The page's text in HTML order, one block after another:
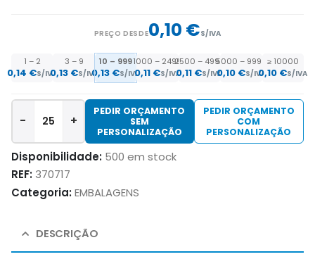
PREÇO DESDE0,10 €S/IVA
1 – 2
0,14 €S/IVA
3 – 9
0,13 €S/IVA
10 – 999
0,13 €S/IVA
1000 – 2499
0,11 €S/IVA
2500 – 4999
0,11 €S/IVA
5000 – 9999
0,10 €S/IVA
≥ 10000
0,10 €S/IVA
- +
PEDIR ORÇAMENTO
SEM
PERSONALIZAÇÃO
PEDIR ORÇAMENTO
COM
PERSONALIZAÇÃO
Disponibilidade: 500 em stock
REF: 370717
Categoria:EMBALAGENS
DESCRIÇÃO